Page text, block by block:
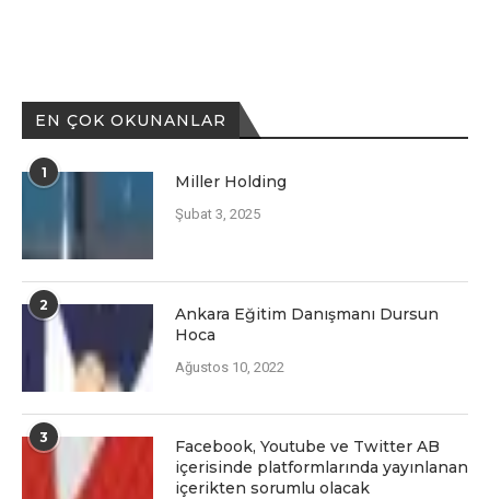
EN ÇOK OKUNANLAR
1 Miller Holding
Şubat 3, 2025
2
Ankara Eğitim Danışmanı Dursun
Hoca
Ağustos 10, 2022
3
Facеbook, Youtubе vе Twittеr AB
içеrisindе platformlarında yayınlanan
içеriktеn sorumlu olacak